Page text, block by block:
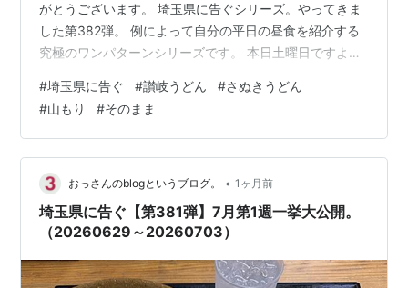
がとうございます。 埼玉県に告ぐシリーズ。やってきま
した第382弾。 例によって自分の平日の昼食を紹介する
究極のワンパターンシリーズです。 本日土曜日ですよ。
［sankairenzoku10cm］は適格販売により収入を得てい
ます。 まえがき。 7月第2週。 編集後記 まえがき。 前回
は同シリーズ第381弾で2026年7月第1週の昼食を紹介さ
せていただきました。 www.sankairenzoku10cm.blue 今
回は2026年7月第2週です…
#埼玉県に告ぐ #讃岐うどん #さぬきうどん
#山もり #そのまま
おっさんのblogというブログ。 • 1ヶ月前
埼玉県に告ぐ【第381弾】7月第1週一挙大公開。
（20260629～20260703）